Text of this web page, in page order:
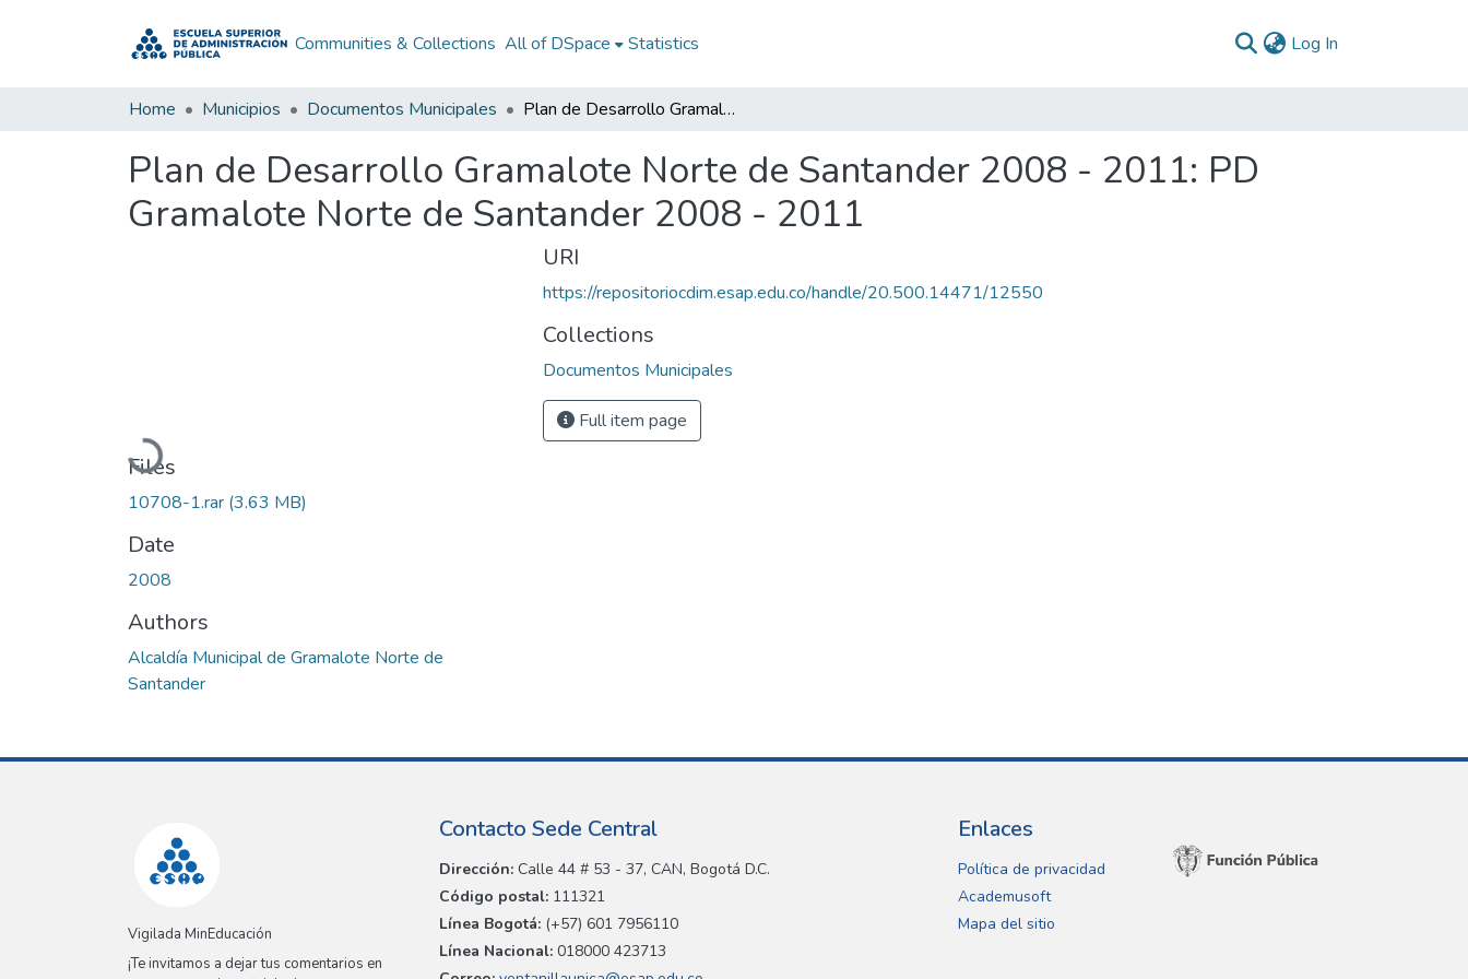
Communities & Collections All of DSpace Statistics Log In
Home Municipios Documentos Municipales Plan de Desarrollo Gramalote Norte de Santander 2008 - 2011: PD Gramalote Norte de Santander 2008 - 2011
Plan de Desarrollo Gramalote Norte de Santander 2008 - 2011: PD
Gramalote Norte de Santander 2008 - 2011
Loading...
Files
10708-1.rar (3.63 MB)
Date
2008
Authors
Alcaldía Municipal de Gramalote Norte de
Santander
URI
https://repositoriocdim.esap.edu.co/handle/20.500.14471/12550
Collections
Documentos Municipales
Full item page
Vigilada MinEducación
¡Te invitamos a dejar tus comentarios en
Contacto Sede Central
Dirección: Calle 44 # 53 - 37, CAN, Bogotá D.C.
Código postal: 111321
Línea Bogotá: (+57) 601 7956110
Línea Nacional: 018000 423713
Enlaces
Política de privacidad
Academusoft
Mapa del sitio